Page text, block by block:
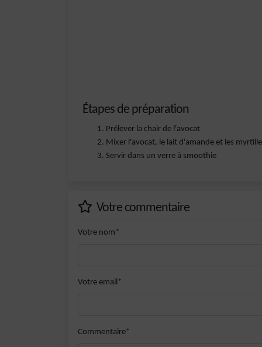
Étapes de préparation
Prélever la chair de l'avocat
Mixer l'avocat, le lait d'amande et les
Servir dans un verre à smoothie
Votre commentaire
Votre nom*
Votre email*
Commentaire*